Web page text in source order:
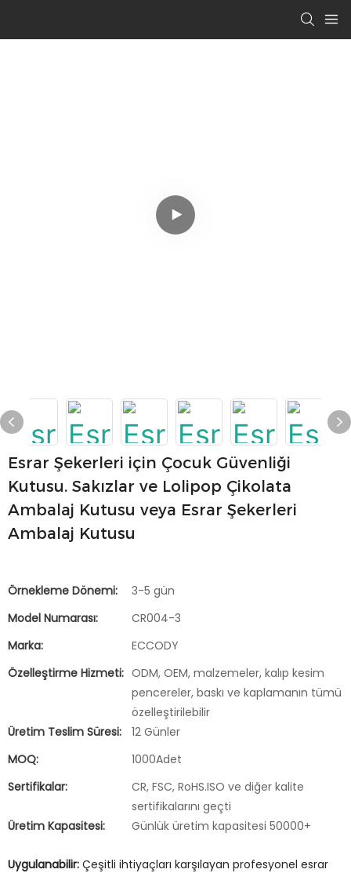
Esrar Şekerleri için Çocuk Güvenliği
Kutusu. Sakızlar ve Lolipop Çikolata
Ambalaj Kutusu veya Esrar Şekerleri
Ambalaj Kutusu
Uygulanabilir: Çeşitli ihtiyaçları karşılayan profesyonel esrar
Örnekleme Dönemi:
3-5 gün
Model Numarası:
CR004-3
Marka:
ECCODY
Özelleştirme Hizmeti: ODM, OEM, malzemeler, kalıp kesim
pencereler, baskı ve kaplamanın tümü
özelleştirilebilir
Üretim Teslim Süresi:
12 Günler
MOQ:
1000Adet
Sertifikalar:
CR, FSC, RoHS.ISO ve diğer kalite
sertifikalarını geçti
Üretim Kapasitesi:
Günlük üretim kapasitesi 50000+